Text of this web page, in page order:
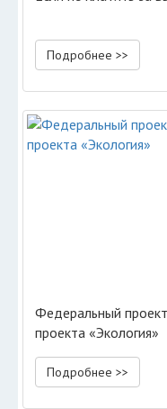
Подробнее >>
Федеральный
проекта «Экология»
Подробнее >>